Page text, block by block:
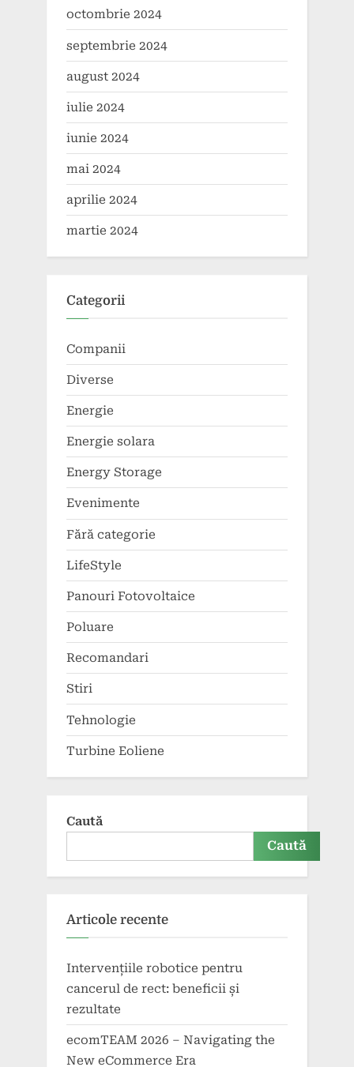
octombrie 2024
septembrie 2024
august 2024
iulie 2024
iunie 2024
mai 2024
aprilie 2024
martie 2024
Categorii
Companii
Diverse
Energie
Energie solara
Energy Storage
Evenimente
Fără categorie
LifeStyle
Panouri Fotovoltaice
Poluare
Recomandari
Stiri
Tehnologie
Turbine Eoliene
Caută
Caută
Articole recente
Intervențiile robotice pentru
cancerul de rect: beneficii și
rezultate
ecomTEAM 2026 – Navigating the
New eCommerce Era